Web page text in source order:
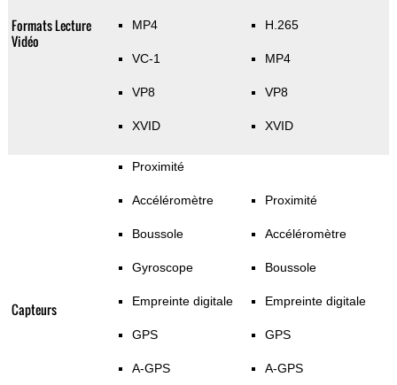
Formats Lecture
Vidéo
MP4
VC-1
VP8
XVID
H.265
MP4
VP8
XVID
Capteurs
Proximité
Accéléromètre
Boussole
Gyroscope
Empreinte digitale
GPS
A-GPS
Proximité
Accéléromètre
Boussole
Empreinte digitale
GPS
A-GPS